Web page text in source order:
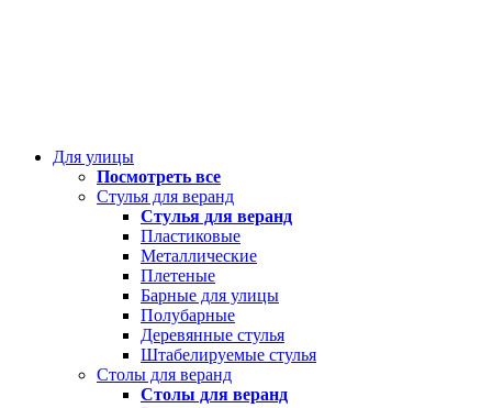
Для улицы
Посмотреть все
Стулья для веранд
Стулья для веранд
Пластиковые
Металлические
Плетеные
Барные для улицы
Полубарные
Деревянные стулья
Штабелируемые стулья
Столы для веранд
Столы для веранд